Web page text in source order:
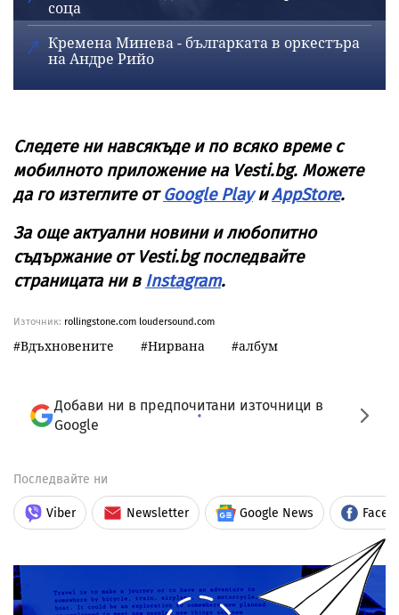
соца
Кремена Минева - българката в оркестъра
на Андре Рийо
Следете ни навсякъде и по всяко време с
мобилното приложение на Vesti.bg. Можете
да го изтеглите отGoogle PlayиAppStore.
За още актуални новини и любопитно
съдържание от Vesti.bg последвайте
страницата ни в Instagram.
Източник: rollingstone.com loudersound.com
Вдъхновените Нирвана албум
Добави ни в предпочитани източници в
Google
Последвайте ни
Viber Newsletter Google News